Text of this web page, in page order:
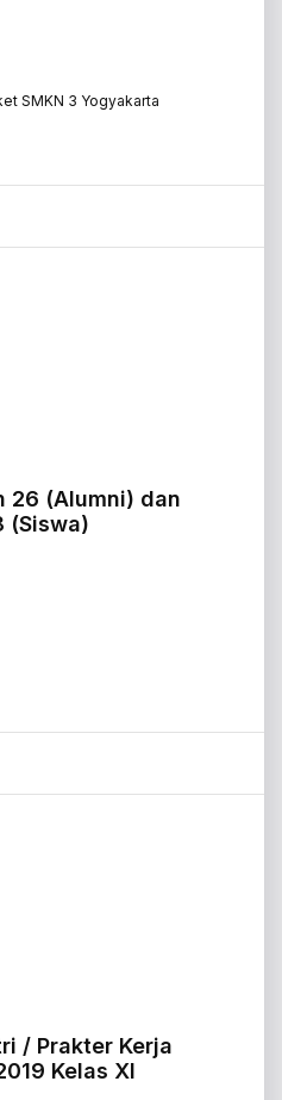
SMKN 3 Yogyakarta
26 (Alumni) dan
(Siswa)
/ Prakter Kerja
Kelas XI